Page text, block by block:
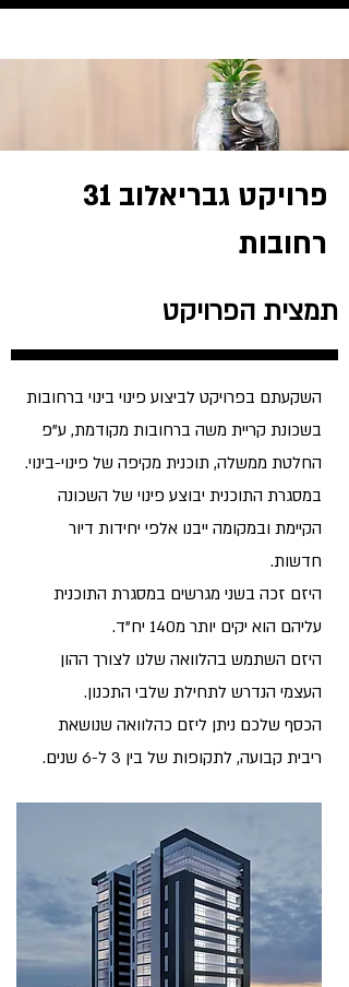
פרויקט גבריאלוב 31
רחובות
תמצית הפרויקט
השקעתם בפרויקט לביצוע פינוי בינוי ברחובות
בשכונת קריית משה ברחובות מקודמת, ע"פ
החלטת ממשלה, תוכנית מקיפה של פינוי-בינוי.
במסגרת התוכנית יבוצע פינוי של השכונה
הקיימת ובמקומה ייבנו אלפי יחידות דיור
חדשות.
היזם זכה בשני מגרשים במסגרת התוכנית
עליהם הוא יקים יותר מ140 יח"ד.
היזם השתמש בהלוואה שלנו לצורך ההון
העצמי הנדרש לתחילת שלבי התכנון.
הכסף שלכם ניתן ליזם כהלוואה שנושאת
ריבית קבועה, לתקופות של בין 3 ל-6 שנים.